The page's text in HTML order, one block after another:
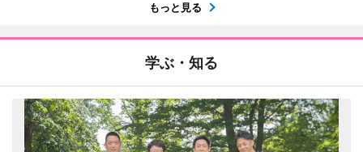
もっと見る
学ぶ・知る